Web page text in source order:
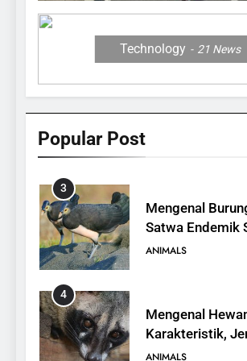
Technology 21 News
Popular Post
2
Ular Air Baru dari
Towuti
ANIMALS
3
Mengenal
Satwa Endemik
4
Karakteristik,
5
Komodo